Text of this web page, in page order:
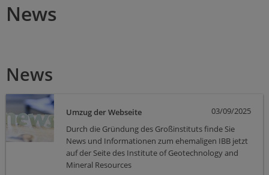
News
News
03/09/2025
Umzug der Webseite
Durch die Gründung des Großinstituts finde Sie
News und Informationen zum ehemaligen IBB jetzt
auf der Seite des Institute of Geotechnology and
Mineral Resources